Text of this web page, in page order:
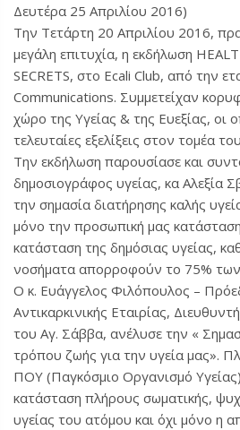
Δευτέρα 25 Απριλίου 2016)
Την Τετάρτη 20 Απριλίου 2016,
μεγάλη επιτυχία, η εκδήλωση
SECRETS, στο Ecali Club, από την
Communications. Συμμετείχαν
χώρο της Υγείας & της Ευεξίας, οι
τελευταίες εξελίξεις στον τομέα
Την εκδήλωση παρουσίασε και
δημοσιογράφος υγείας, κα Αλεξία
την σημασία διατήρησης καλής
μόνο την προσωπική μας
κατάσταση της δημόσιας υγείας,
νοσήματα απορροφούν το 75%
Ο κ. Ευάγγελος Φιλόπουλος –
Αντικαρκινικής Εταιρίας,
του Αγ. Σάββα, ανέλυσε την «
τρόπου ζωής για την υγεία μας».
ΠΟΥ (Παγκόσμιο Οργανισμό
κατάσταση πλήρους σωματικής,
υγείας του ατόμου και όχι μόνο η